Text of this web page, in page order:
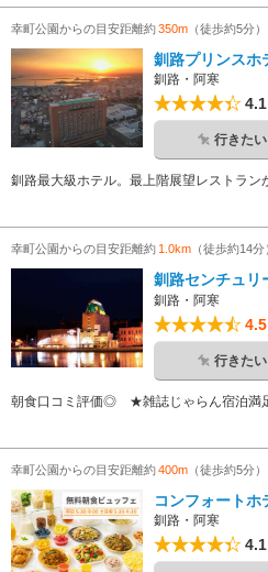
幸町公園からの目安距離約350m （徒歩約5分）
釧路プリンスホ
釧路・阿寒
4.1
行きたい
釧路最大級ホテル。最上階展望レストラン
幸町公園からの目安距離約1.0km （徒歩約14分
釧路センチュリ
釧路・阿寒
4.5
行きたい
朝食口コミ評価◎ ★雑誌じゃらん宿泊満
幸町公園からの目安距離約400m （徒歩約5分）
コンフォートホ
釧路・阿寒
4.1